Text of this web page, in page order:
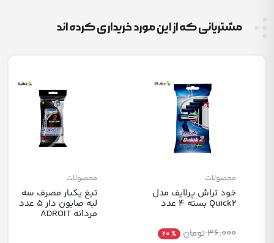
مشتریانی که از این مورد خریداری کرده اند
محصولات
خود تراش پرلایف مدل
Quick2 بسته 4 عدد
36٬000 تومان % 20
محصولات
تیغ یکبار مصرف سه
لبه صابون دار 5 عددی
مردانه ADROIT